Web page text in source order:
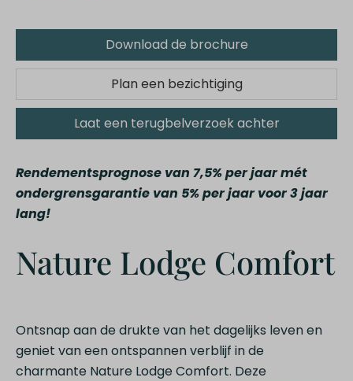
Download de brochure
Plan een bezichtiging
Laat een terugbelverzoek achter
Rendementsprognose van 7,5% per jaar mét
ondergrensgarantie van 5% per jaar voor 3 jaar
lang!
Nature Lodge Comfort
Ontsnap aan de drukte van het dagelijks leven en
geniet van een ontspannen verblijf in de
charmante Nature Lodge Comfort. Deze